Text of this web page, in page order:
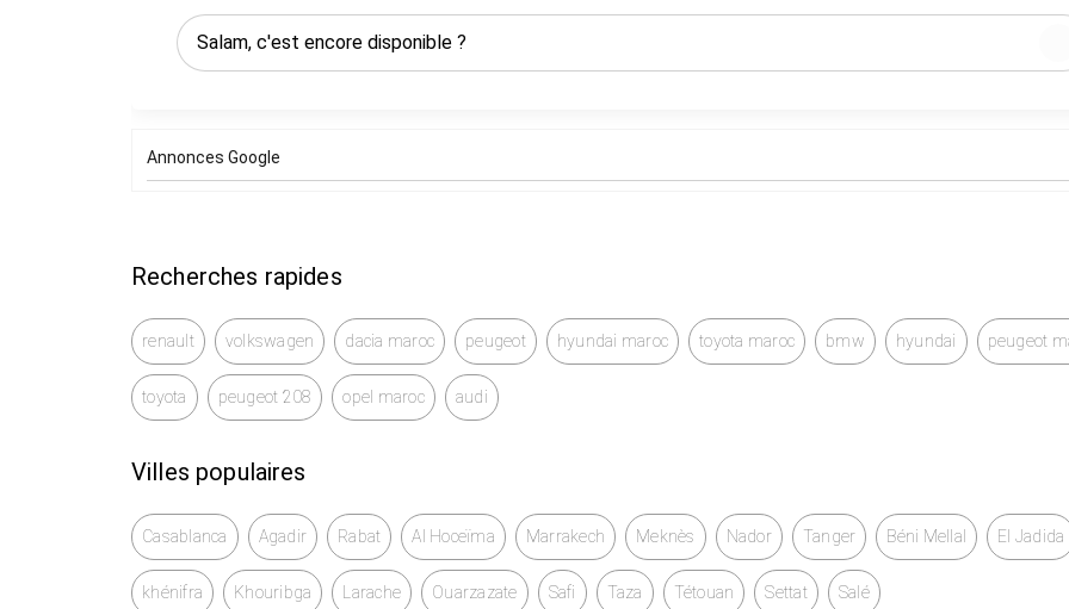
Pour plus d’informations ainsi d’autres produits consulter notre page instagram ( electrofatal )
Annonces Google
Recherches rapides
renault volkswagen dacia maroc peugeot hyundai maroc toyota maroc bmw hyundai peugeot
toyota peugeot 208 opel maroc audi
Villes populaires
Casablanca Agadir Rabat Al Hoceïma Marrakech Meknès Nador Tanger Béni Mellal El Jadida
khénifra Khouribga Larache Ouarzazate Safi Taza Tétouan Settat Salé